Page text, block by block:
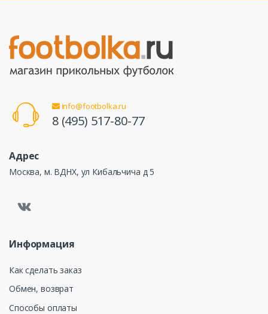
info@footbolka.ru
8 (495) 517-80-77
Адрес
Москва, м. ВДНХ, ул Кибальчича д 5
Информация
Как сделать заказ
Обмен, возврат
Способы оплаты